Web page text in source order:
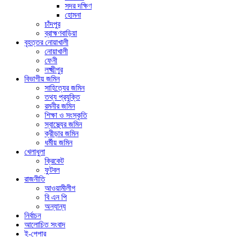
সদর দক্ষিণ
হোমনা
চাঁদপুর
ব্রাহ্মণবাড়িয়া
বৃহত্তর নোয়াখালী
নোয়াখালী
ফেনী
লক্ষ্মীপুর
বিভাগীয় জমিন
সাহিত্যের জমিন
তথ্য প্রযুক্তি
রমনীর জমিন
শিক্ষা ও সংস্কৃতি
স্বাস্থ্যের জমিন
ক্রীড়ার জমিন
ধর্মীয় জমিন
খেলাধুলা
ক্রিকেট
ফুটবল
রাজনীতি
আওয়ামীলীগ
বি এন পি
অন্যান্য
নির্বাচন
আলোচিত সংবাদ
ই-পেপার